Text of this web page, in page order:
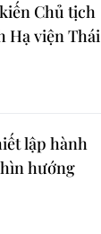
Chủ tịch
Hạ viện Thái
lập hành
hướng